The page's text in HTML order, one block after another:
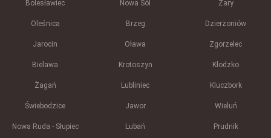
Bolesławiec Nowa Sól Żary
Oleśnica Brzeg Dzierżoniów
Jarocin Oława Zgorzelec
Bielawa Krotoszyn Kłodzko
Żagań Lubliniec Kluczbork
Świebodzice Jawor Wieluń
Nowa Ruda - Słupiec Lubań Prudnik